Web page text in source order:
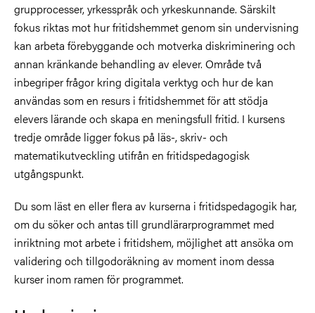
grupprocesser, yrkesspråk och yrkeskunnande. Särskilt
fokus riktas mot hur fritidshemmet genom sin undervisning
kan arbeta förebyggande och motverka diskriminering och
annan kränkande behandling av elever. Område två
inbegriper frågor kring digitala verktyg och hur de kan
användas som en resurs i fritidshemmet för att stödja
elevers lärande och skapa en meningsfull fritid. I kursens
tredje område ligger fokus på läs-, skriv- och
matematikutveckling utifrån en fritidspedagogisk
utgångspunkt.
Du som läst en eller flera av kurserna i fritidspedagogik har,
om du söker och antas till grundlärarprogrammet med
inriktning mot arbete i fritidshem, möjlighet att ansöka om
validering och tillgodoräkning av moment inom dessa
kurser inom ramen för programmet.